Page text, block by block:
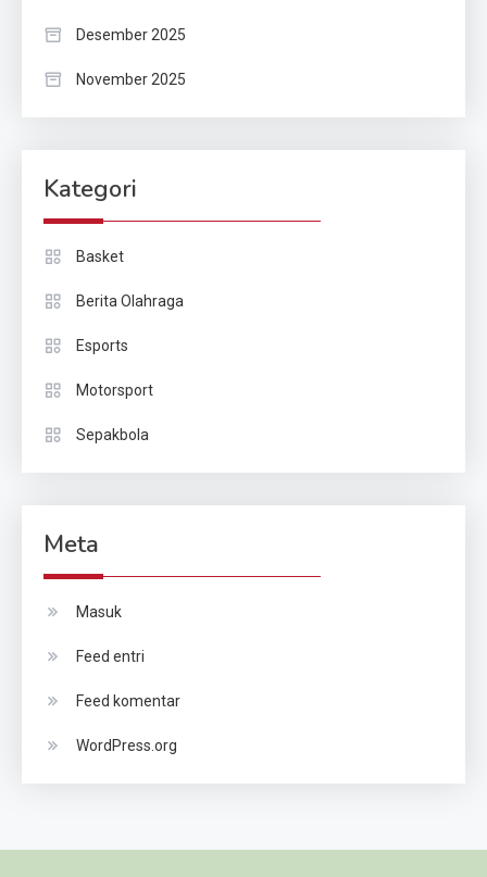
Desember 2025
November 2025
Kategori
Basket
Berita Olahraga
Esports
Motorsport
Sepakbola
Meta
Masuk
Feed entri
Feed komentar
WordPress.org